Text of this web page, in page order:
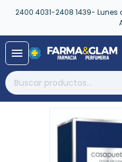
2400 4031-2408 1439- Lunes
menu